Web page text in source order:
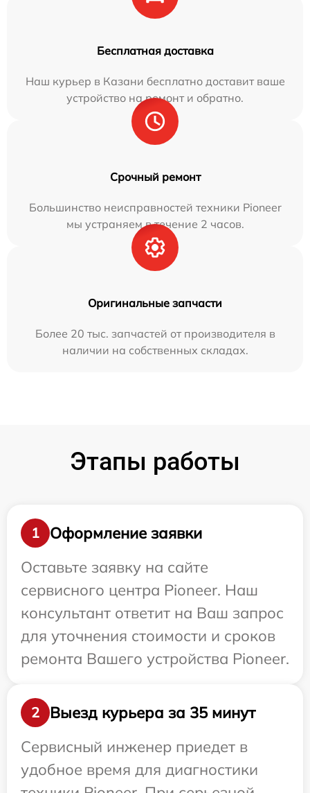
Бесплатная доставка
Наш курьер в Казани бесплатно доставит ваше
устройство на ремонт и обратно.
Срочный ремонт
Большинство неисправностей техники Pioneer
мы устраняем в течение 2 часов.
Оригинальные запчасти
Более 20 тыс. запчастей от производителя в
наличии на собственных складах.
Этапы работы
1
Оформление заявки
Оставьте заявку на сайте
сервисного центра Pioneer. Наш
консультант ответит на Ваш запрос
для уточнения стоимости и сроков
ремонта Вашего устройства Pioneer.
2
Выезд курьера за 35 минут
Сервисный инженер приедет в
удобное время для диагностики